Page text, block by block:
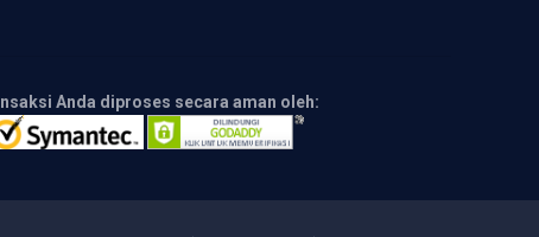
Anda diproses secara aman oleh: